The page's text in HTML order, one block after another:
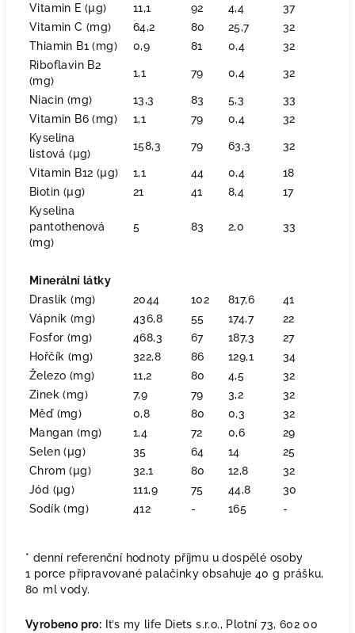
Vitamin E (µg) 11,1 92 4,4
37
Vitamin C (mg)
64,2 80 25,7
32
Thiamin B1 (mg)
0,9 81 0,4
32
Riboflavin B2
(mg)
1,1 79 0,4 32
Niacin (mg) 13,3 83 5,3
33
Vitamin B6 (mg)
1,1 79 0,4
32
Kyselina
listová (µg)
158,3 79 63,3 32
Vitamin B12 (µg) 1,1 44 0,4
18
Biotin (µg)
21 41 8,4
17
Kyselina
pantothenová
(mg)
5 83 2,0 33
Minerální látky
Draslík (mg)
2044 102 817,6
41
Vápník (mg)
436,8 55 174,7
22
Fosfor (mg)
468,3 67 187,3
27
Hořčík (mg)
322,8 86 129,1
34
Železo (mg)
11,2 80 4,5
32
Zinek (mg)
7,9 79 3,2
32
Měď (mg)
0,8 80 0,3
32
Mangan (mg)
1,4 72 0,6
29
Selen (µg)
35 64 14
25
Chrom (µg)
32,1 80 12,8
32
Jód (µg)
111,9 75 44,8
30
Sodík (mg)
412 - 165 -
* denní referenční hodnoty příjmu u dospělé osoby
1 porce připravované palačinky obsahuje 40 g prášku,
80 ml vody.
Vyrobeno pro: It’s my life Diets s.r.o., Plotní 73, 602 00